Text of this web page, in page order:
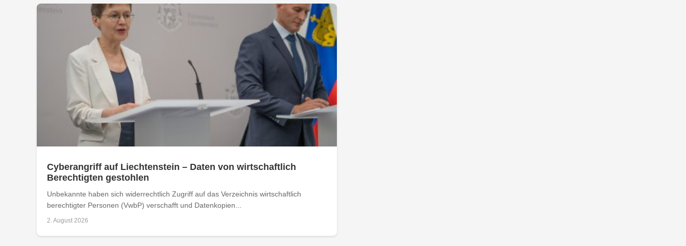
Cyberangriff auf Liechtenstein – Daten von wirtschaftlich
Berechtigten gestohlen
Unbekannte haben sich widerrechtlich Zugriff auf das Verzeichnis wirtschaftlich
berechtigter Personen (VwbP) verschafft und Datenkopien...
2. August 2026